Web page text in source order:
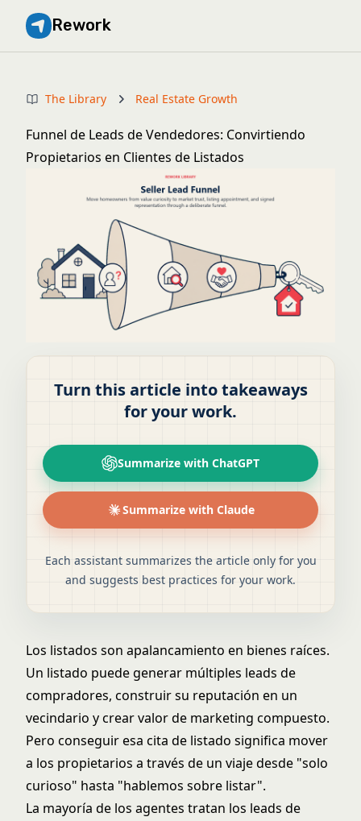
Rework
The Library Real Estate Growth
Funnel de Leads de Vendedores: Convirtiendo
Propietarios en Clientes de Listados
Turn this article into takeaways
for your work.
Summarize with ChatGPT
Summarize with Claude
Each assistant summarizes the article only for you
and suggests best practices for your work.
Los listados son apalancamiento en bienes raíces.
Un listado puede generar múltiples leads de
compradores, construir su reputación en un
vecindario y crear valor de marketing compuesto.
Pero conseguir esa cita de listado significa mover
a los propietarios a través de un viaje desde "solo
curioso" hasta "hablemos sobre listar".
La mayoría de los agentes tratan los leads de